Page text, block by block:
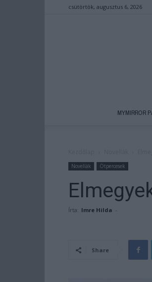
csütörtök, augusztus 6, 2026
MYMIRROR
Novellák Ötpercesek
Írta: Imre Hilda -
Share